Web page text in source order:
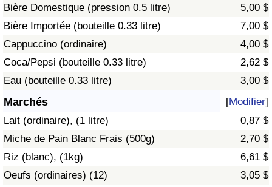
Bière Domestique (pression 0.5 litre)
5,00 $
Bière Importée (bouteille 0.33 litre)
7,00 $
Cappuccino (ordinaire)
4,00 $
Coca/Pepsi (bouteille 0.33 litre)
2,62 $
Eau (bouteille 0.33 litre)
3,00 $
Marchés [Modifier]
Lait (ordinaire), (1 litre)
0,87 $
Miche de Pain Blanc Frais (500g)
2,70 $
Riz (blanc), (1kg)
6,61 $
Oeufs (ordinaires) (12)
3,05 $
Indice de Criminalité (Actuel)
Indice de Criminalité
Indice de criminalité par pays
Soins de santé
Indice des soins de santé (Actuel)
Indice des soins de santé